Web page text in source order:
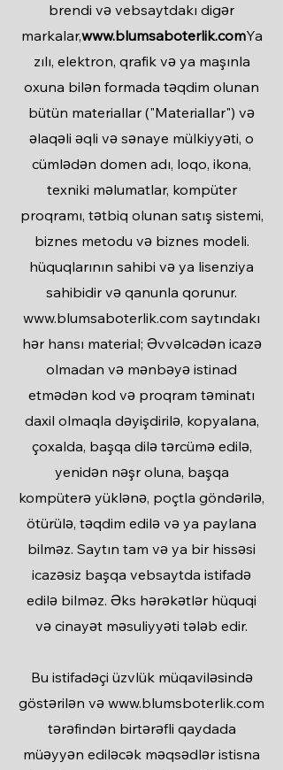
brendi və vebsaytdakı digər
markalar,www.blumsaboterlik.comYa
zılı, elektron, qrafik və ya maşınla
oxuna bilən formada təqdim olunan
bütün materiallar ("Materiallar") və
əlaqəli əqli və sənaye mülkiyyəti, o
cümlədən domen adı, loqo, ikona,
texniki məlumatlar, kompüter
proqramı, tətbiq olunan satış sistemi,
biznes metodu və biznes modeli.
hüquqlarının sahibi və ya lisenziya
sahibidir və qanunla qorunur.
www.blumsaboterlik.com saytındakı
hər hansı material; Əvvəlcədən icazə
olmadan və mənbəyə istinad
etmədən kod və proqram təminatı
daxil olmaqla dəyişdirilə, kopyalana,
çoxalda, başqa dilə tərcümə edilə,
yenidən nəşr oluna, başqa
kompüterə yüklənə, poçtla göndərilə,
ötürülə, təqdim edilə və ya paylana
bilməz. Saytın tam və ya bir hissəsi
icazəsiz başqa vebsaytda istifadə
edilə bilməz. Əks hərəkətlər hüquqi
və cinayət məsuliyyəti tələb edir.
Bu istifadəçi üzvlük müqaviləsində
göstərilən və www.blumsboterlik.com
tərəfindən birtərəfli qaydada
müəyyən ediləcək məqsədlər istisna